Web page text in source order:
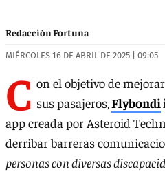
Redacción Fortuna
MIÉRCOLES 16 DE ABRIL DE 2025 | 09:05
C on el objetivo de
sus pasajeros,Flybondi
app creada por Asteroid
derribar barreras
personas con diversas